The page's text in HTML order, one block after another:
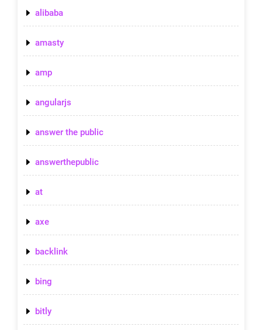
alibaba
amasty
amp
angularjs
answer the public
answerthepublic
at
axe
backlink
bing
bitly